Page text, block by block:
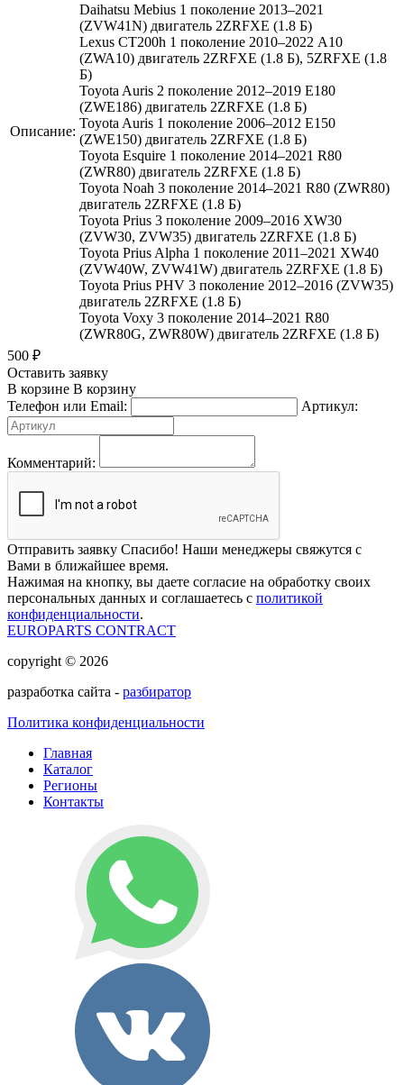
Описание:
Daihatsu Mebius 1 поколение 2013–2021
(ZVW41N) двигатель 2ZRFXE (1.8 Б)
Lexus CT200h 1 поколение 2010–2022 A10
(ZWA10) двигатель 2ZRFXE (1.8 Б), 5ZRFXE (1.8
Б)
Toyota Auris 2 поколение 2012–2019 E180
(ZWE186) двигатель 2ZRFXE (1.8 Б)
Toyota Auris 1 поколение 2006–2012 E150
(ZWE150) двигатель 2ZRFXE (1.8 Б)
Toyota Esquire 1 поколение 2014–2021 R80
(ZWR80) двигатель 2ZRFXE (1.8 Б)
Toyota Noah 3 поколение 2014–2021 R80 (ZWR80)
двигатель 2ZRFXE (1.8 Б)
Toyota Prius 3 поколение 2009–2016 XW30
(ZVW30, ZVW35) двигатель 2ZRFXE (1.8 Б)
Toyota Prius Alpha 1 поколение 2011–2021 XW40
(ZVW40W, ZVW41W) двигатель 2ZRFXE (1.8 Б)
Toyota Prius PHV 3 поколение 2012–2016 (ZVW35)
двигатель 2ZRFXE (1.8 Б)
Toyota Voxy 3 поколение 2014–2021 R80
(ZWR80G, ZWR80W) двигатель 2ZRFXE (1.8 Б)
500 ₽
Оставить заявку
В корзине В корзину
Телефон или Email:
Артикул:
Комментарий:
Отправить заявку Спасибо! Наши менеджеры свяжутся с
Вами в ближайшее время.
Нажимая на кнопку, вы даете согласие на обработку своих
персональных данных и соглашаетесь с политикой
конфиденциальности.
EUROPARTS CONTRACT
copyright © 2026
разработка сайта - разбиратор
Политика конфиденциальности
Главная
Каталог
Регионы
Контакты